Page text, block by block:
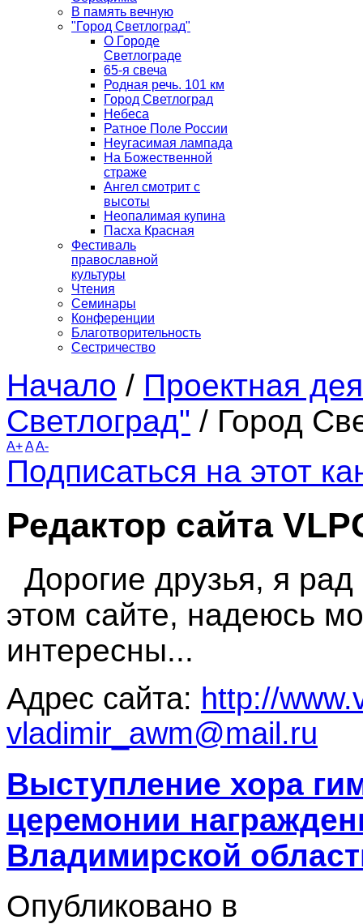
В память вечную
"Город Светлоград"
О Городе
Светлограде
65-я свеча
Родная речь. 101 км
Город Светлоград
Небеса
Ратное Поле России
Неугасимая лампада
На Божественной
страже
Ангел смотрит с
высоты
Неопалимая купина
Пасха Красная
Фестиваль
православной
культуры
Чтения
Семинары
Конференции
Благотворительность
Сестричество
Начало / Проектная
Светлоград" / Город
A+AA-
Подписаться на этот
Редактор сайта
Дорогие друзья, я рад
этом сайте, надеюсь
интересны...
Адрес сайта: http://
vladimir_awm@mail.ru
Выступление хора
церемонии
Владимирской
Опубликовано в